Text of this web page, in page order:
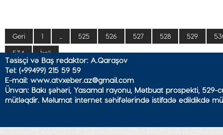
Geri 1 525 526 527 528 529
534
İrəli
Təsisçi və Baş redaktor: A.Qaraşov
Tel: (+99499) 215 59 59
E-mail: www.atvxeber.az@gmail.com
Ünvan: Bakı şəhəri, Yasamal rayonu, Mətbuat prospekti,
mütləqdir. Məlumat internet səhifələrində istifadə edildikdə